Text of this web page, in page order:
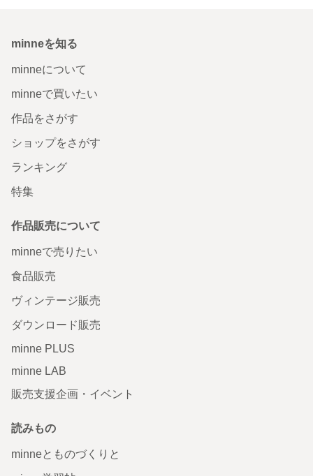
minneを知る
minneについて
minneで買いたい
作品をさがす
ショップをさがす
ランキング
特集
作品販売について
minneで売りたい
食品販売
ヴィンテージ販売
ダウンロード販売
minne PLUS
minne LAB
販売支援企画・イベント
読みもの
minneとものづくりと